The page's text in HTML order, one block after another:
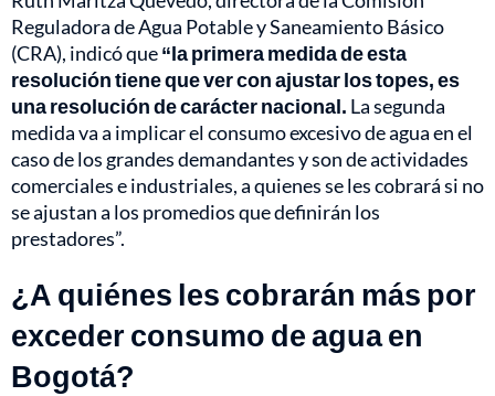
Reguladora de Agua Potable y Saneamiento Básico
(CRA), indicó que“la primera medida de esta
resolución tiene que ver con ajustar los topes, es
una resolución de carácter nacional. La segunda
medida va a implicar el consumo excesivo de agua en el
caso de los grandes demandantes y son de actividades
comerciales e industriales, a quienes se les cobrará si no
se ajustan a los promedios que definirán los
prestadores”.
¿A quiénes les cobrarán más por
exceder consumo de agua en
Bogotá?